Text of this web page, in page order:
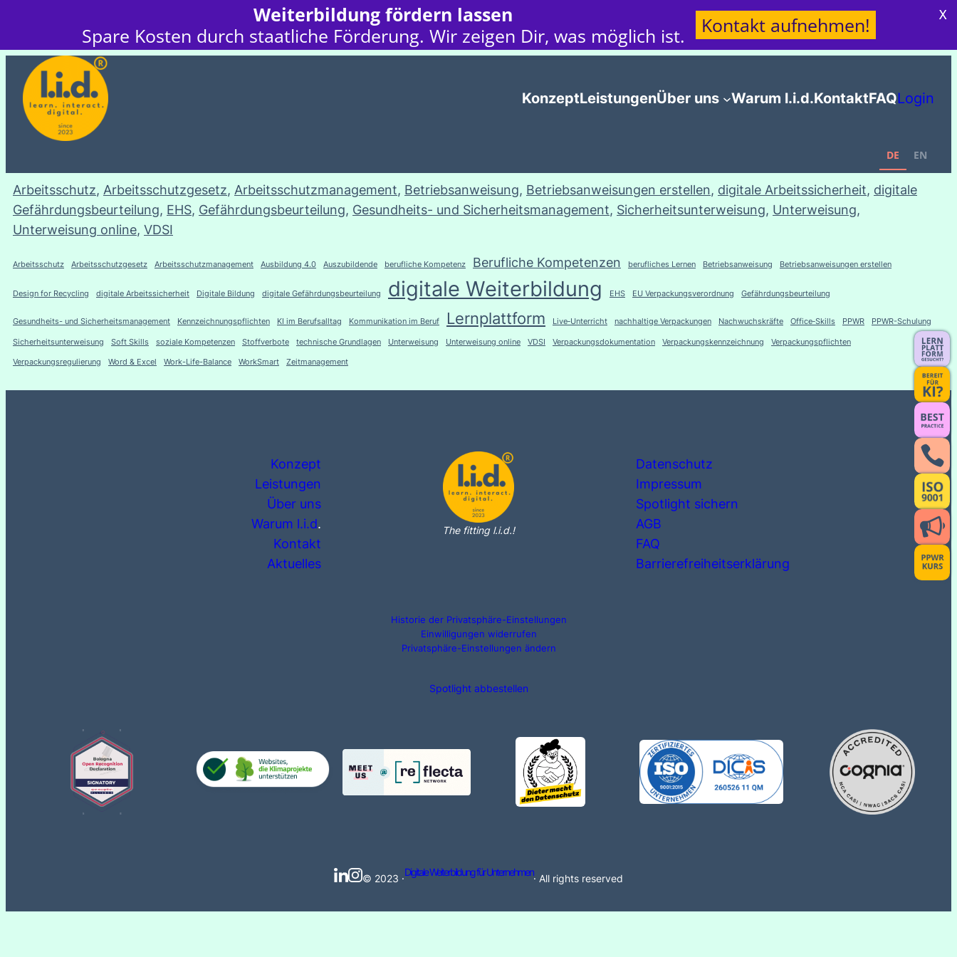
KonzeptLeistungenÜber uns Warum l.i.d.KontaktFAQLogin
DE EN
Arbeitsschutz, Arbeitsschutzgesetz, Arbeitsschutzmanagement, Betriebsanweisung, Betriebsanweisungen erstellen, digitale Arbeitssicherheit, digitale
Gefährdungsbeurteilung, EHS, Gefährdungsbeurteilung, Gesundheits- und Sicherheitsmanagement, Sicherheitsunterweisung, Unterweisung
Unterweisung online, VDSI
Arbeitsschutz Arbeitsschutzgesetz Arbeitsschutzmanagement Ausbildung 4.0 Auszubildende berufliche Kompetenz Berufliche Kompetenzen berufliches Lernen Betriebsanweisung Betriebsanweisungen erstellen
Design for Recycling digitale Arbeitssicherheit Digitale Bildung digitale Gefährdungsbeurteilung digitale Weiterbildung EHS EU Verpackungsverordnung Gefährdungsbeurteilung
Gesundheits- und Sicherheitsmanagement Kennzeichnungspflichten KI im Berufsalltag Kommunikation im Beruf Lernplattform Live‑Unterricht nachhaltige Verpackungen Nachwuchskräfte Office‑Skills PPWR PPWR-Schulung
Sicherheitsunterweisung Soft Skills soziale Kompetenzen Stoffverbote technische Grundlagen Unterweisung Unterweisung online VDSI Verpackungsdokumentation Verpackungskennzeichnung Verpackungspflichten
Verpackungsregulierung Word & Excel Work-Life-Balance WorkSmart Zeitmanagement
Konzept
Leistungen
Über uns
Warum l.i.d.
Kontakt
Aktuelles
The fitting l.i.d.!
Datenschutz
Impressum
Spotlight sichern
AGB
FAQ
Barrierefreiheitserklärung
Historie der Privatsphäre-Einstellungen
Einwilligungen widerrufen
Privatsphäre-Einstellungen ändern
Spotlight abbestellen
© 2023 ·
Digitale Weiterbildung für Unternehmen
· All rights reserved
Weiterbildung fördern lassen
Spare Kosten durch staatliche Förderung. Wir zeigen Dir, was möglich ist.
Kontakt aufnehmen! X